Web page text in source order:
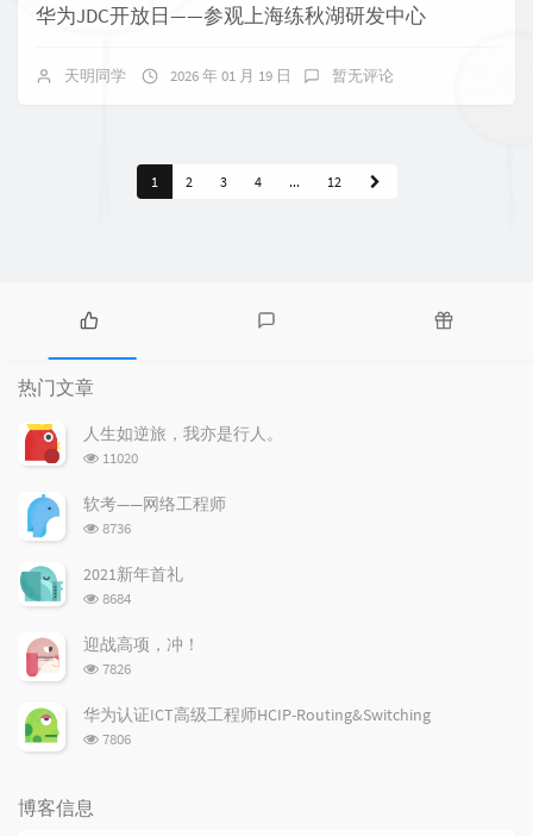
华为JDC开放日——参观上海练秋湖研发中心
天明同学 2026 年 01 月 19 日 暂无评论
1 2 3 4 ... 12
热
门
文
章
热门文章
人生如逆旅，我亦是行人。
浏
次
数:
11020
软考——网络工程师
浏
次
8736
2021新年首礼
浏
次
数:
8684
迎战高项，冲！
浏
次
数:
7826
华为认证ICT高级工程师HCIP-Routing&Switching
浏
7806
博客信息